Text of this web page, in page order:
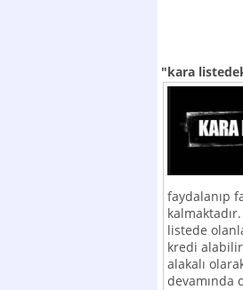
"kara
faydalanıp
listede
kredi
alakalı
devamında